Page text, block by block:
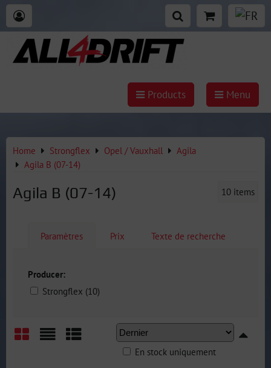
Products Menu
Home Strongflex Opel / Vauxhall
Agila
Agila B (07-14)
Agila B (07-14) 10 items
Paramètres Prix Texte de recherche
Producer:
Strongflex (10)
En stock uniquement